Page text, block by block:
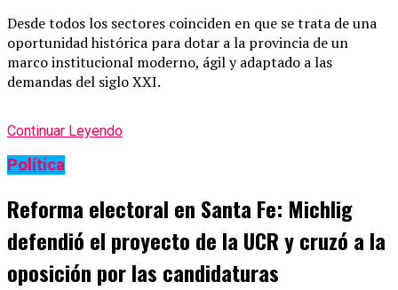
Desde todos los sectores coinciden en que se trata de una
oportunidad histórica para dotar a la provincia de un
marco institucional moderno, ágil y adaptado a las
demandas del siglo XXI.
Continuar Leyendo
Política
Reforma electoral en Santa Fe: Michlig
defendió el proyecto de la UCR y cruzó a la
oposición por las candidaturas